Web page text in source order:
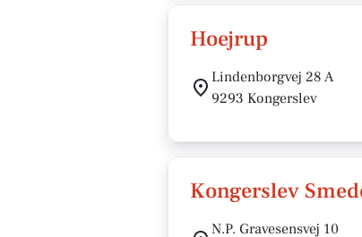
Hoejrup
Lindenborgvej 28 A
9293 Kongerslev
Kongerslev
N.P. Gravesensvej 10